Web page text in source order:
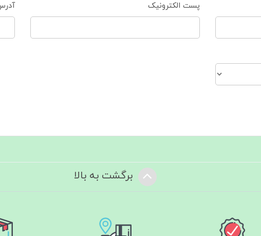
پست الکترونیک
برگشت به بالا